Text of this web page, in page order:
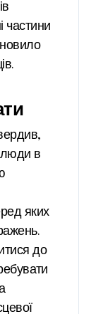
частини
люди в
яких
до